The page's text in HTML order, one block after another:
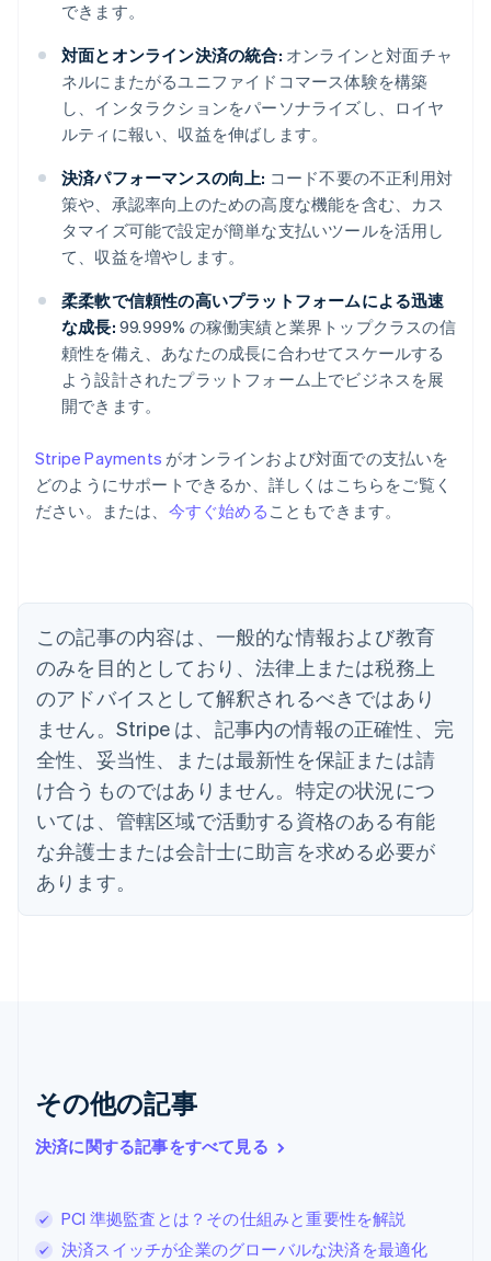
できます。
対面とオンライン決済の統合: オンラインと対面チャ
ネルにまたがるユニファイドコマース体験を構築
し、インタラクションをパーソナライズし、ロイヤ
ルティに報い、収益を伸ばします。
決済パフォーマンスの向上: コード不要の不正利用対
策や、承認率向上のための高度な機能を含む、カス
タマイズ可能で設定が簡単な支払いツールを活用し
て、収益を増やします。
柔柔軟で信頼性の高いプラットフォームによる迅速
な成長: 99.999% の稼働実績と業界トップクラスの信
頼性を備え、あなたの成長に合わせてスケールする
よう設計されたプラットフォーム上でビジネスを展
開できます。
Stripe Payments がオンラインおよび対面での支払いを
どのようにサポートできるか、詳しくはこちらをご覧く
ださい。または、 今すぐ始める こともできます。
この記事の内容は、一般的な情報および教育
のみを目的としており、法律上または税務上
のアドバイスとして解釈されるべきではあり
ません。Stripe は、記事内の情報の正確性、完
全性、妥当性、または最新性を保証または請
け合うものではありません。特定の状況につ
いては、管轄区域で活動する資格のある有能
な弁護士または会計士に助言を求める必要が
あります。
その他の記事
決済に関する記事をすべて見る
PCI 準拠監査とは？その仕組みと重要性を解説
決済スイッチが企業のグローバルな決済を最適化
アイルランド
English
English
イギリス
English
イタリア
ItalianoEnglish
インド
English
エストニア
English
オーストラリア
English
オーストリア
オランダ
NederlandsEnglish
EnglishItaliano
ジブラルタル
English
シンガポール
スイス
DeutschFrançais Italiano English
スウェーデン